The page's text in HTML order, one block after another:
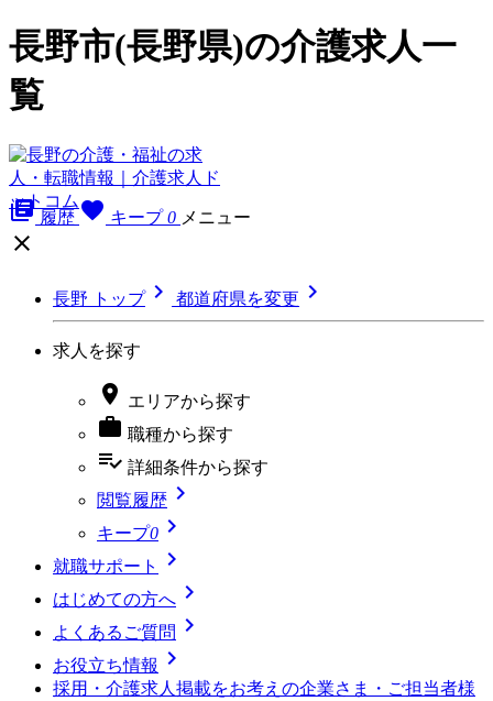
長野市(長野県)の介護求人一
覧
library_books 履歴 favorite キープ 0 メニュー

長野 トップ 都道府県を変更 
求人を探す
 エリアから探す
 職種から探す
playlist_add_check 詳細条件から探す
閲覧履歴 
キープ0 
就職サポート 
はじめての方へ 
よくあるご質問 
お役立ち情報 
採用・介護求人掲載をお考えの企業さま・ご担当者様